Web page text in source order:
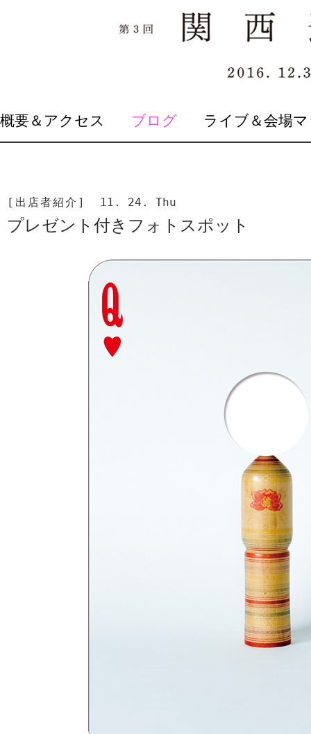
SKIP
TO
概要＆アクセス ブログ ライブ＆会場
[出店者紹介] 11. 24. Thu
プレゼント付きフォトスポット